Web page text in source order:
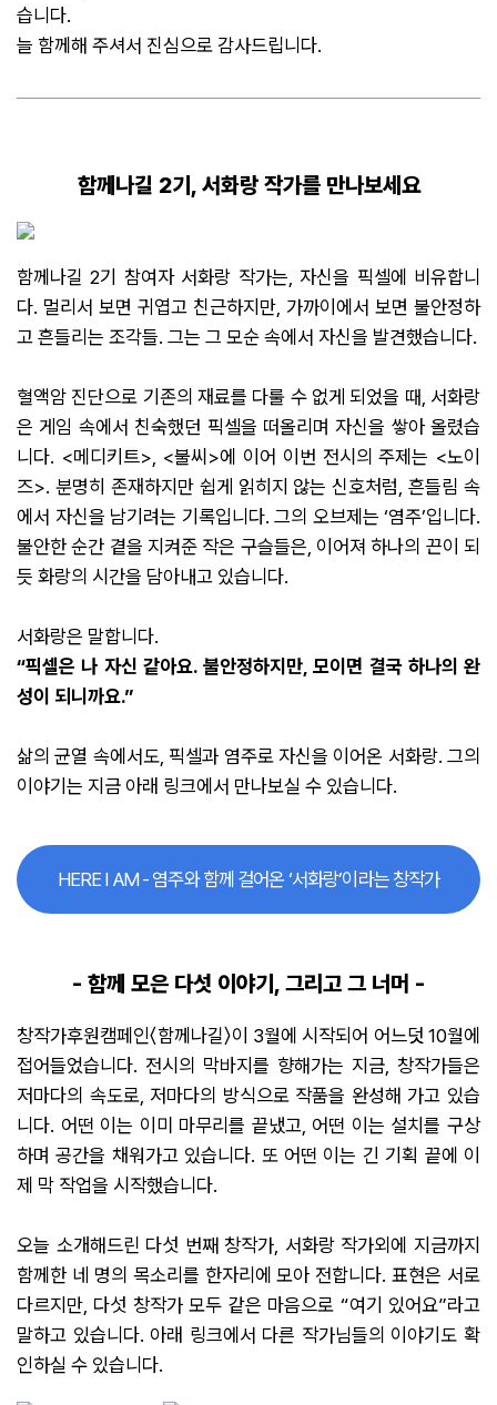
습니다.
늘 함께해 주셔서 진심으로 감사드립니다.
함께나길 2기, 서화랑 작가를 만나보세요
함께나길 2기 참여자 서화랑 작가는, 자신을 픽셀에 비유합니
다. 멀리서 보면 귀엽고 친근하지만, 가까이에서 보면 불안정하
고 흔들리는 조각들. 그는 그 모순 속에서 자신을 발견했습니다.
혈액암 진단으로 기존의 재료를 다룰 수 없게 되었을 때, 서화랑
은 게임 속에서 친숙했던 픽셀을 떠올리며 자신을 쌓아 올렸습
니다. <메디키트>, <불씨>에 이어 이번 전시의 주제는 <노이
즈>. 분명히 존재하지만 쉽게 읽히지 않는 신호처럼, 흔들림 속
에서 자신을 남기려는 기록입니다. 그의 오브제는 ‘염주’입니다.
불안한 순간 곁을 지켜준 작은 구슬들은, 이어져 하나의 끈이 되
듯 화랑의 시간을 담아내고 있습니다.
서화랑은 말합니다.
“픽셀은 나 자신 같아요. 불안정하지만, 모이면 결국 하나의 완
성이 되니까요.”
삶의 균열 속에서도, 픽셀과 염주로 자신을 이어온 서화랑. 그의
이야기는 지금 아래 링크에서 만나보실 수 있습니다.
HERE I AM - 염주와 함께 걸어온 ‘서화랑’이라는 창작가
- 함께 모은 다섯 이야기, 그리고 그 너머 -
창작가후원캠페인〈함께나길〉이 3월에 시작되어 어느덧 10월에
접어들었습니다. 전시의 막바지를 향해가는 지금, 창작가들은
저마다의 속도로, 저마다의 방식으로 작품을 완성해 가고 있습
니다. 어떤 이는 이미 마무리를 끝냈고, 어떤 이는 설치를 구상
하며 공간을 채워가고 있습니다. 또 어떤 이는 긴 기획 끝에 이
제 막 작업을 시작했습니다.
오늘 소개해드린 다섯 번째 창작가, 서화랑 작가외에 지금까지
함께한 네 명의 목소리를 한자리에 모아 전합니다. 표현은 서로
다르지만, 다섯 창작가 모두 같은 마음으로 “여기 있어요”라고
말하고 있습니다. 아래 링크에서 다른 작가님들의 이야기도 확
인하실 수 있습니다.